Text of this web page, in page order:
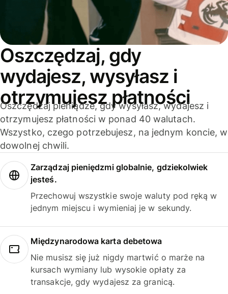
Oszczędzaj, gdy
wydajesz, wysyłasz i
otrzymujesz płatności
Oszczędzaj pieniądze, gdy wysyłasz, wydajesz i
otrzymujesz płatności w ponad 40 walutach.
Wszystko, czego potrzebujesz, na jednym koncie, w
dowolnej chwili.
Zarządzaj pieniędzmi globalnie, gdziekolwiek
jesteś.
Przechowuj wszystkie swoje waluty pod ręką w
jednym miejscu i wymieniaj je w sekundy.
Międzynarodowa karta debetowa
Nie musisz się już nigdy martwić o marże na
kursach wymiany lub wysokie opłaty za
transakcje, gdy wydajesz za granicą.